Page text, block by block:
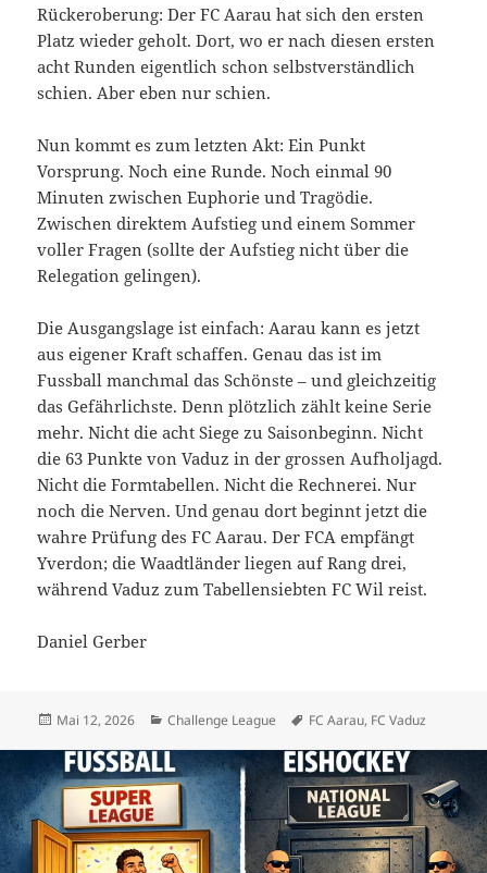
Rückeroberung: Der FC Aarau hat sich den ersten
Platz wieder geholt. Dort, wo er nach diesen ersten
acht Runden eigentlich schon selbstverständlich
schien. Aber eben nur schien.
Nun kommt es zum letzten Akt: Ein Punkt
Vorsprung. Noch eine Runde. Noch einmal 90
Minuten zwischen Euphorie und Tragödie.
Zwischen direktem Aufstieg und einem Sommer
voller Fragen (sollte der Aufstieg nicht über die
Relegation gelingen).
Die Ausgangslage ist einfach: Aarau kann es jetzt
aus eigener Kraft schaffen. Genau das ist im
Fussball manchmal das Schönste – und gleichzeitig
das Gefährlichste. Denn plötzlich zählt keine Serie
mehr. Nicht die acht Siege zu Saisonbeginn. Nicht
die 63 Punkte von Vaduz in der grossen Aufholjagd.
Nicht die Formtabellen. Nicht die Rechnerei. Nur
noch die Nerven. Und genau dort beginnt jetzt die
wahre Prüfung des FC Aarau. Der FCA empfängt
Yverdon; die Waadtländer liegen auf Rang drei,
während Vaduz zum Tabellensiebten FC Wil reist.
Daniel Gerber
Veröffentlicht
Mai 12, 2026 Kategorien
Challenge League Schlagwörter
FC Aarau, FC Vaduz